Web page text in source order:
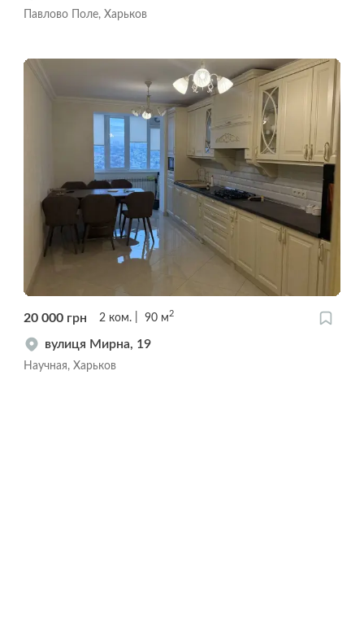
Павлово Поле, Харьков
20 000 грн 2 ком. 90 м2
вулиця Мирна, 19
Научная, Харьков